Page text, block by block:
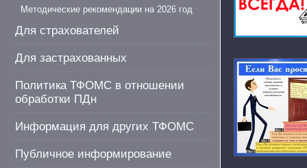
Методические рекомендации на 2026 год
Для страхователей
Для застрахованных
Политика ТФОМС в отношении
обработки ПДн
Информация для других ТФОМС
Публичное информирование